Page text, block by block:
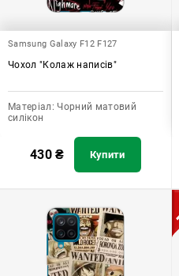
Samsung Galaxy F12 F127
Чохол "Колаж написів"
Матеріал: Чорний матовий
силікон
430₴ Купити